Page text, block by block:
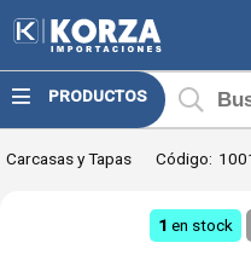
Compartir por email
PRODUCTOS ¿Tienes
Carcasas y Tapas Código:
1 en stock